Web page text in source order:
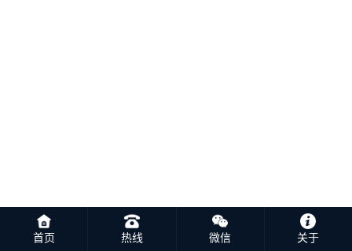
首页 热线 微信 关于